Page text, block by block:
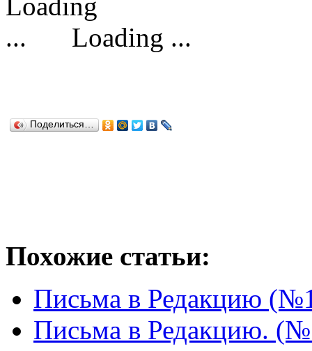
Loading ...
Поделиться…
Похожие статьи:
Письма в Редакцию
Письма в Редакцию.